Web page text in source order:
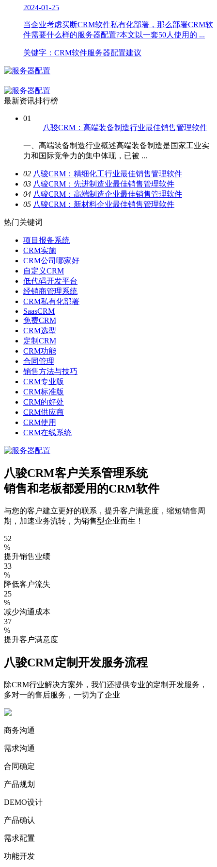
2024-01-25
当企业考虑买断CRM软件私有化部署，那么部署CRM软
件需要什么样的服务器配置?本文以一套50人使用的 ...
关键字：CRM软件服务器配置建议
最新资讯排行榜
01
八骏CRM：高端装备制造行业最佳销售管理软件
一、高端装备制造行业概述高端装备制造是国家工业实
力和国际竞争力的集中体现，已被 ...
02 八骏CRM：精细化工行业最佳销售管理软件
03 八骏CRM：先进制造业最佳销售管理软件
04 八骏CRM：高端制造企业最佳销售管理软件
05 八骏CRM：新材料企业最佳销售管理软件
热门关键词
项目报备系统
CRM实施
CRM公司哪家好
自定义CRM
低代码开发平台
经销商管理系统
CRM私有化部署
SaasCRM
免费CRM
CRM选型
定制CRM
CRM功能
合同管理
销售方法与技巧
CRM专业版
CRM标准版
CRM的好处
CRM供应商
CRM使用
CRM在线系统
八骏CRM客户关系管理系统
销售和老板都爱用的CRM软件
与您的客户建立更好的联系，提升客户满意度，缩短销售周
期，加速业务流转，为销售型企业而生！
52
%
提升销售业绩
33
%
降低客户流失
25
%
减少沟通成本
37
%
提升客户满意度
八骏CRM定制开发服务流程
除CRM行业解决方案外，我们还提供专业的定制开发服务，
多对一的售后服务，一切为了企业
商务沟通
需求沟通
合同确定
产品规划
DEMO设计
产品确认
需求配置
功能开发